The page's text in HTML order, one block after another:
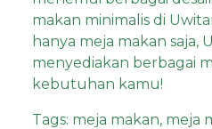
makan minimalis di
hanya meja makan saja,
menyediakan berbagai
kebutuhan kamu!
Tags: meja makan, meja